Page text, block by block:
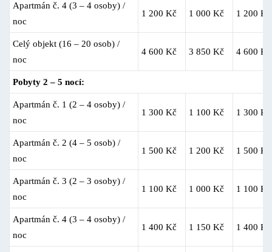
Apartmán č. 4 (3 – 4 osoby) /
noc
1 200 Kč 1 000 Kč 1 200 Kč
Celý objekt (16 – 20 osob) /
noc
4 600 Kč 3 850 Kč 4 600 Kč
Pobyty 2 – 5 nocí:
Apartmán č. 1 (2 – 4 osoby) /
noc
1 300 Kč 1 100 Kč 1 300 Kč
Apartmán č. 2 (4 – 5 osob) /
noc
1 500 Kč 1 200 Kč 1 500 Kč
Apartmán č. 3 (2 – 3 osoby) /
noc
1 100 Kč 1 000 Kč 1 100 Kč
Apartmán č. 4 (3 – 4 osoby) /
noc
1 400 Kč 1 150 Kč 1 400 Kč